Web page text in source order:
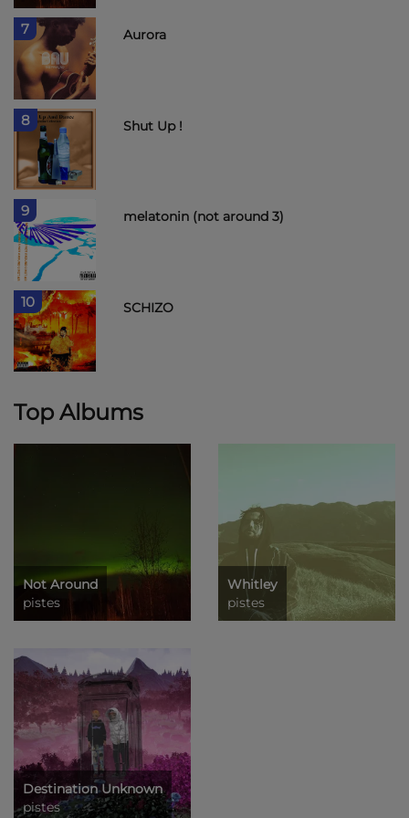
7 Aurora
8 Shut Up !
9 melatonin (not around 3)
10 SCHIZO
Top Albums
Not Around
pistes
Whitley
pistes
Destination Unknown
pistes